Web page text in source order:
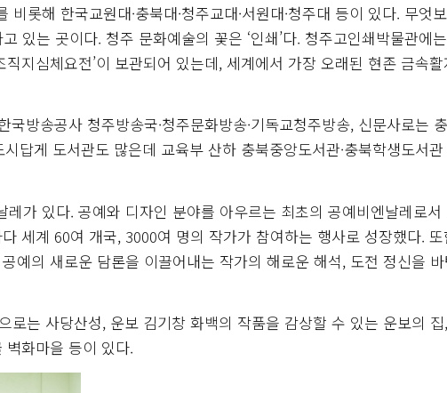
롯해 한국교원대·충북대·청주교대·서원대·청주대 등이 있다. 무엇
있는 곳이다. 청주 문화예술의 꽃은 ‘인쇄’다. 청주고인쇄박물관에
지심체요전’이 보관되어 있는데, 세계에서 가장 오래된 현존 금속
방송공사 청주방송국·청주문화방송·기독교청주방송, 신문사로는
답게 도서관도 많은데 교육부 산하 충북중앙도서관·충북학생도서
가 있다. 공예와 디자인 분야를 아우르는 최초의 공예비엔날레로서
세계 60여 개국, 3000여 명의 작가가 참여하는 행사로 성장했다.
예의 새로운 담론을 이끌어내는 작가의 해로운 해석, 도전 정신을
로는 사당산성, 운보 김기창 화백의 작품을 감상할 수 있는 운보의
벽화마을 등이 있다.